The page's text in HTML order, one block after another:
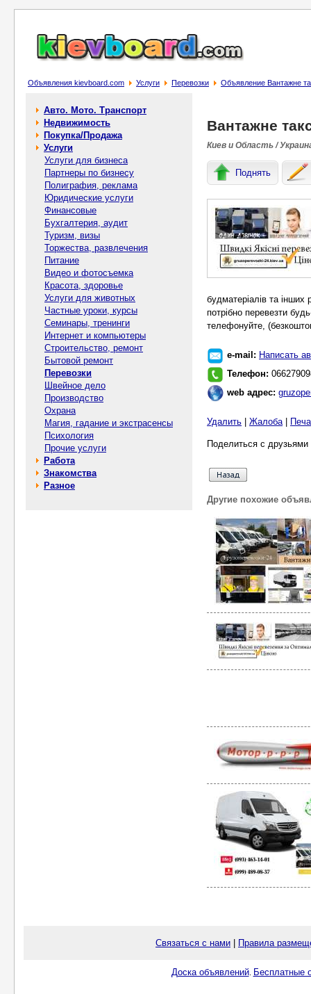
Объявления kievboard.com Услуги Перевозки Объявление Вантажне
Авто. Мото. Транспорт
Недвижимость
Покупка/Продажа
Услуги
Услуги для бизнеса
Партнеры по бизнесу
Полиграфия, реклама
Юридические услуги
Финансовые
Бухгалтерия, аудит
Туризм, визы
Торжества, развлечения
Питание
Видео и фотосъемка
Красота, здоровье
Услуги для животных
Частные уроки, курсы
Семинары, тренинги
Интернет и компьютеры
Строительство, ремонт
Бытовой ремонт
Перевозки
Швейное дело
Производство
Охрана
Магия, гадание и экстрасенсы
Психология
Прочие услуги
Работа
Знакомства
Разное
Вантажне
Киев и Область /
Поднять
будматеріалів та
потрібно перевезти
телефонуйте,
e-mail: Написать
Телефон:
web адрес:
Удалить Жалоба|
Поделиться с
Другие похожие
Связаться с нами Правила
Доска объявлений. Бесплатные